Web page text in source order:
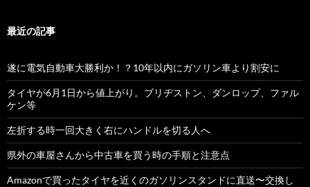
最近の記事
遂に電気自動車大勝利か！？10年以内にガソリン車より割安に
タイヤが6月1日から値上がり。ブリヂストン、ダンロップ、ファル
ケン等
左折する時一回大きく右にハンドルを切る人へ
県外の車屋さんから中古車を買う時の手順と注意点
Amazonで買ったタイヤを近くのガソリンスタンドに直送〜交換し